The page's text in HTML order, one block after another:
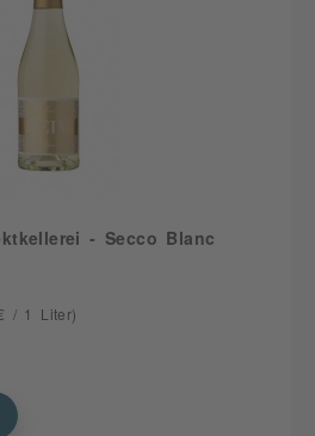
- Secco Blanc
/ 1 Liter)